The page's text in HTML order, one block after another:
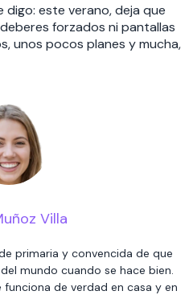
este verano, deja que
forzados ni pantallas
unos pocos planes y mucha,
Villa
primaria y convencida de que
mundo cuando se hace bien.
de verdad en casa y en